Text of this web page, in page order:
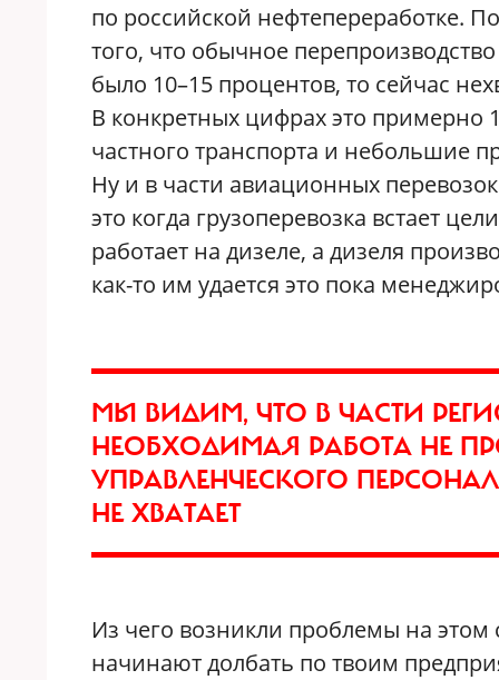
по российской нефтепереработке.
того, что обычное
было 10–15 процентов, то сейчас
В конкретных цифрах это примерно
частного транспорта и небольшие
Ну и в части авиационных
это когда грузоперевозка встает
работает на дизеле, а дизеля
как-то им удается это пока
МЫ ВИДИМ, ЧТО В ЧАСТИ
НЕОБХОДИМАЯ РАБОТА НЕ
УПРАВЛЕНЧЕСКОГО
НЕ ХВАТАЕТ
Из чего возникли проблемы на этом
начинают долбать по твоим